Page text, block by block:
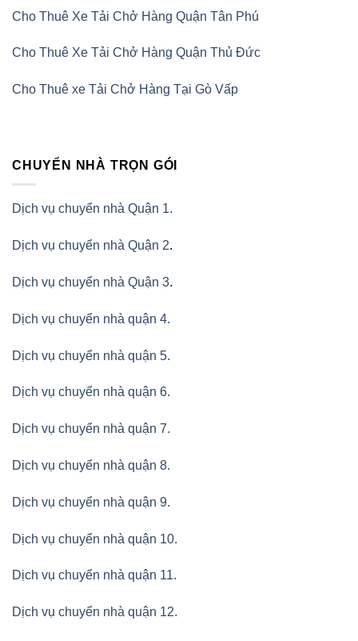
Cho Thuê Xe Tải Chở Hàng Quận Tân Phú
Cho Thuê Xe Tải Chở Hàng Quận Thủ Đức
Cho Thuê xe Tải Chở Hàng Tại Gò Vấp
CHUYỂN NHÀ TRỌN GÓI
Dịch vụ chuyển nhà Quận 1.
Dịch vụ chuyển nhà Quận 2.
Dịch vụ chuyển nhà Quận 3.
Dịch vụ chuyển nhà quận 4.
Dịch vụ chuyển nhà quận 5.
Dịch vụ chuyển nhà quận 6.
Dịch vụ chuyển nhà quận 7.
Dịch vụ chuyển nhà quận 8.
Dịch vụ chuyển nhà quận 9.
Dịch vụ chuyển nhà quận 10.
Dịch vụ chuyển nhà quận 11.
Dịch vụ chuyển nhà quận 12.